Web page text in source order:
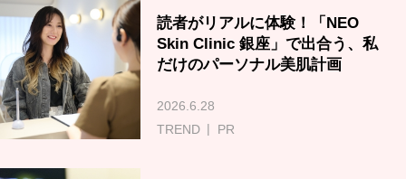
読者がリアルに体験！「NEO
Skin Clinic 銀座」で出合う、私
だけのパーソナル美肌計画
2026.6.28
TREND
PR